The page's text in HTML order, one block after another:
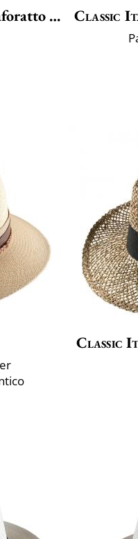
Belt Classic
Classic